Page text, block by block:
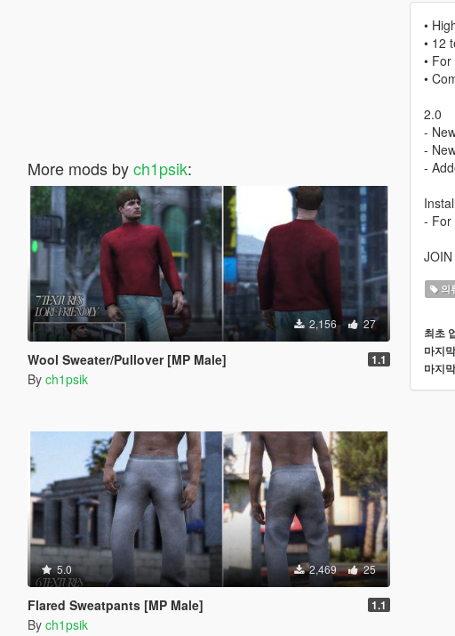
More mods bych1psik:
2,156 27
Wool Sweater/Pullover [MP Male] 1.1
By ch1psik
5.0 2,469 25
Flared Sweatpants [MP Male] 1.1
By ch1psik
•
• 12
•
•
2.0
-
-
-
- For
의
최초
마지
마지